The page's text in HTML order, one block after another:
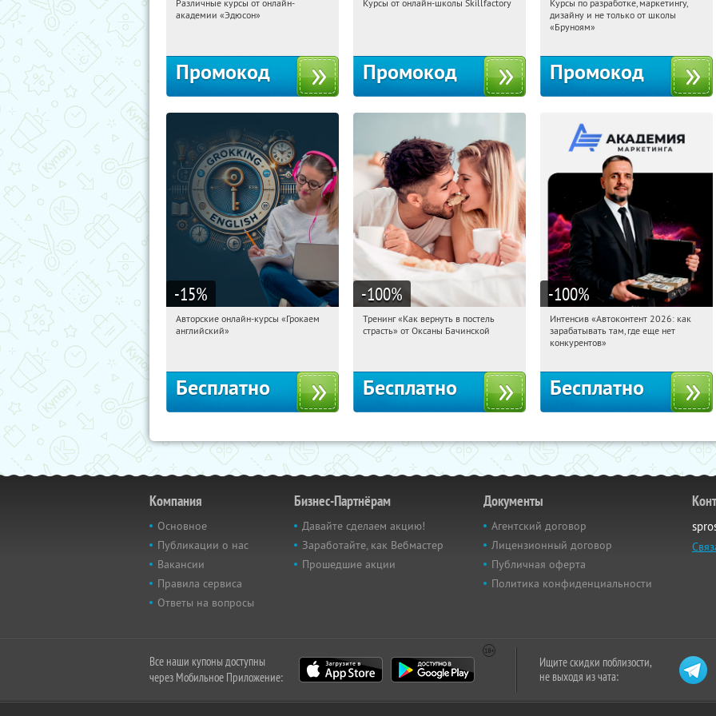
10:36:17 Получили:
Различные курсы от онлайн-
академии «Эдюсон»
Промокод
10:36:17
Получи первым!
Курсы от онлайн-школы Skillfactory
Промокод
10:36:17
Получи первым!
Россия
Курсы по разработке, маркетингу,
дизайну и не только от школы
«Бруноям»
Промокод
-15%
10:36:17 Получили:
Авторские онлайн-курсы «Грокаем
английский»
Бесплатно
-100%
10:36:17 Получили:
Тренинг «Как вернуть в постель
страсть» от Оксаны Бачинской
Бесплатно
-100%
10:36:17 Получили:
Россия
Интенсив «Автоконтент 2026: как
зарабатывать там, где еще нет
конкурентов»
Бесплатно
Компания
Основное
Публикации о нас
Вакансии
Правила сервиса
Ответы на вопросы
Бизнес-Партнёрам
Давайте сделаем акцию!
Заработайте, как Вебмастер
Прошедшие акции
Документы
Агентский договор
Лицензионный договор
Публичная оферта
Политика конфиденциальности
Все наши купоны доступны
через Мобильное Приложение:
Ищите скидки поблизости,
не выходя из чата: